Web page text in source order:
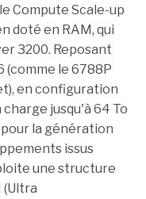
Compute Scale-up
doté en RAM, qui
3200. Reposant
(comme le 6788P
en configuration
charge jusqu'à 64 To
la génération
issus
une structure